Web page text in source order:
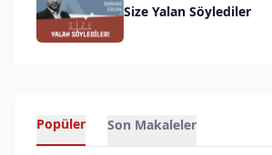
Size Yalan Söylediler
Popüler Son Makaleler